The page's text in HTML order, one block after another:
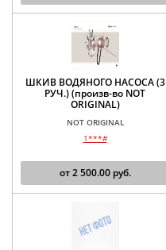
ШКИВ ВОДЯНОГО НАСОСА (3
РУЧ.) (произв-во NOT
ORIGINAL)
NOT ORIGINAL
1***#
от2 500.00руб.